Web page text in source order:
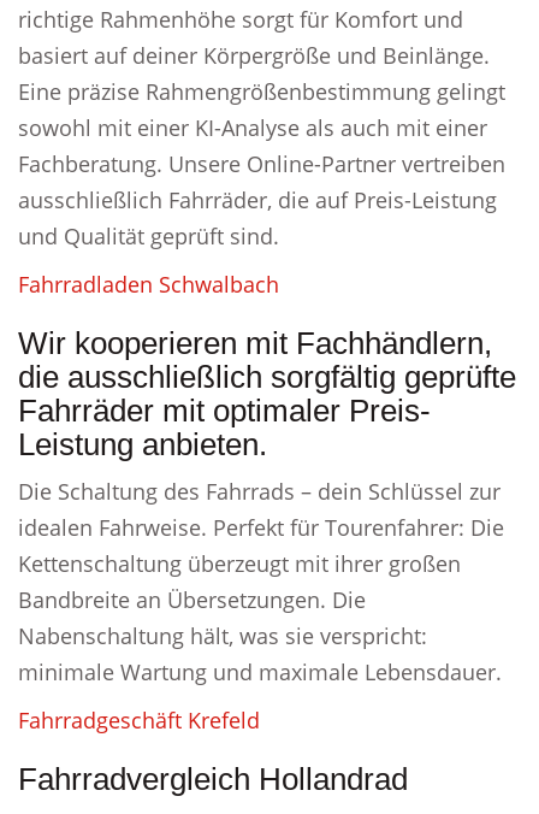
richtige Rahmenhöhe sorgt für Komfort und
basiert auf deiner Körpergröße und Beinlänge.
Eine präzise Rahmengrößenbestimmung gelingt
sowohl mit einer KI-Analyse als auch mit einer
Fachberatung. Unsere Online-Partner vertreiben
ausschließlich Fahrräder, die auf Preis-Leistung
und Qualität geprüft sind.
Fahrradladen Schwalbach
Wir kooperieren mit Fachhändlern,
die ausschließlich sorgfältig geprüfte
Fahrräder mit optimaler Preis-
Leistung anbieten.
Die Schaltung des Fahrrads – dein Schlüssel zur
idealen Fahrweise. Perfekt für Tourenfahrer: Die
Kettenschaltung überzeugt mit ihrer großen
Bandbreite an Übersetzungen. Die
Nabenschaltung hält, was sie verspricht:
minimale Wartung und maximale Lebensdauer.
Fahrradgeschäft Krefeld
Fahrradvergleich Hollandrad